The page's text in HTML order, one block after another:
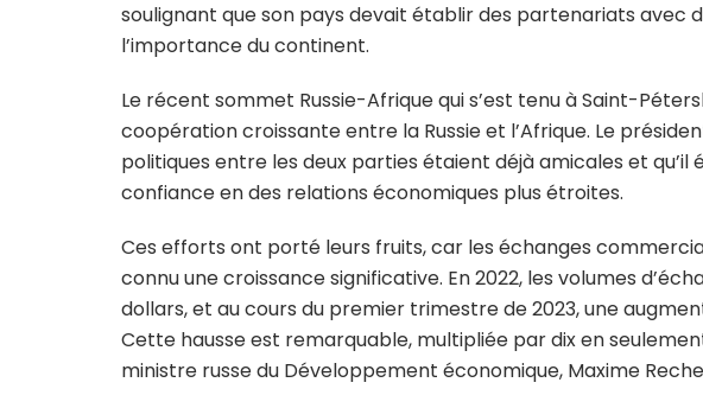
soulignant que son pays devait établir des partenariats avec
l’importance du continent.
Le récent sommet Russie-Afrique qui s’est tenu à Saint-
coopération croissante entre la Russie et l’Afrique. Le
politiques entre les deux parties étaient déjà amicales et
confiance en des relations économiques plus étroites.
Ces efforts ont porté leurs fruits, car les échanges
connu une croissance significative. En 2022, les volumes
dollars, et au cours du premier trimestre de 2023, une
Cette hausse est remarquable, multipliée par dix en
ministre russe du Développement économique, Maxime